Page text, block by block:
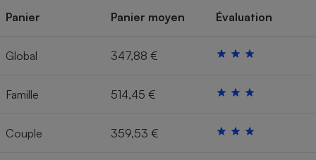
Panier Panier moyen Évaluation
Global 347,88 €
Famille 514,45 €
Couple 359,53 €
Robot ménager